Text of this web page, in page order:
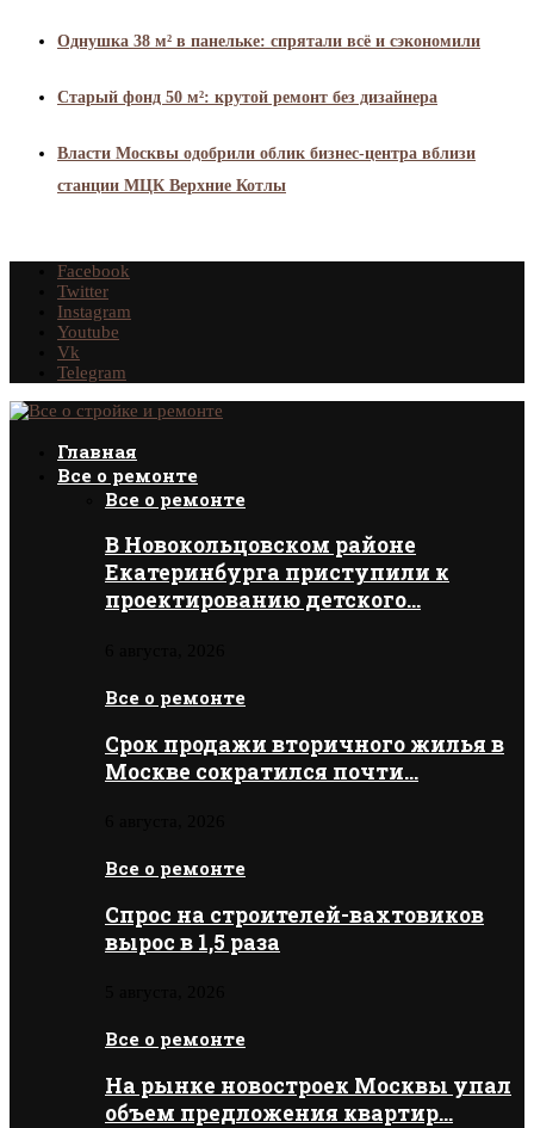
Однушка 38 м² в панельке: спрятали всё и сэкономили
Старый фонд 50 м²: крутой ремонт без дизайнера
Власти Москвы одобрили облик бизнес-центра вблизи
станции МЦК Верхние Котлы
Facebook
Twitter
Instagram
Youtube
Vk
Telegram
Главная
Все о ремонте
Все о ремонте
В Новокольцовском районе
Екатеринбурга приступили к
проектированию детского…
Все о ремонте
Срок продажи вторичного жилья в
Москве сократился почти…
Все о ремонте
Спрос на строителей-вахтовиков
вырос в 1,5 раза
Все о ремонте
На рынке новостроек Москвы упал
объем предложения квартир…